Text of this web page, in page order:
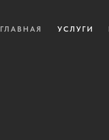
ГЛАВНАЯ УСЛУГИ